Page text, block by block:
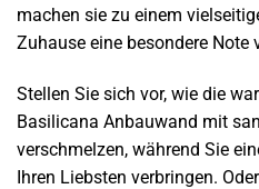
machen sie zu einem
Zuhause eine besondere Note
Stellen Sie sich vor, wie die
Basilicana Anbauwand mit
verschmelzen, während Sie
Ihren Liebsten verbringen.